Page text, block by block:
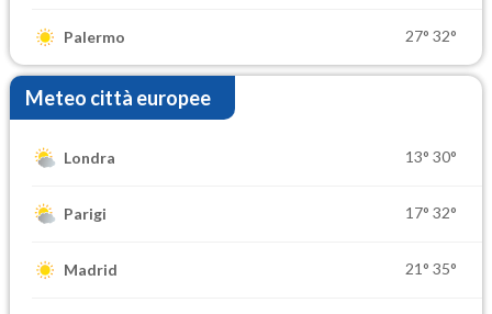
Palermo 27° 32°
Meteo città europee
Londra 13° 30°
Parigi 17° 32°
Madrid 21° 35°